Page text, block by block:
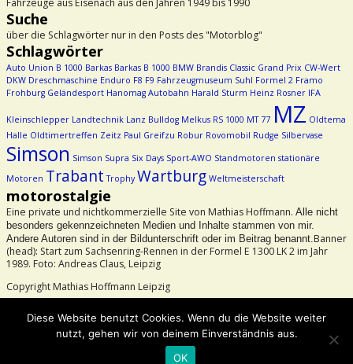
Suche
über die Schlagwörter nur in den Posts des "Motorblog"
Schlagwörter
Auto Union B 1000 Barkas Barkas B 1000 BMW Brandis Classic Grand Prix CW-Wert
DKW Dreschmaschine Enduro F8 F9 Fahrzeugmuseum Suhl Formel 2 Framo
Frohburg Geländesport Hanomag Autobahn Harald Sturm Heinz Rosner IFA
Kleinschlepper Landtechnik Lanz Bulldog Melkus RS 1000 MT 77 MZ Oldtema
Halle Oldtimertreffen Zeitz Paul Greifzu Robur Rovomobil Rudge Silbervase
Simson Simson Supra Six Days Sport-AWO Standmotoren stationäre
Motoren Trabant Trophy Wartburg Weltmeisterschaft
motorostalgie
Eine private und nichtkommerzielle Site von Mathias Hoffmann. Alle nicht
besonders gekennzeichneten Medien und Inhalte stammen von mir.
Andere Autoren sind in der Bildunterschrift oder im Beitrag benannt.Banner
(head): Start zum Sachsenring-Rennen in der Formel E 1300 LK 2 im Jahr
1989. Foto: Andreas Claus, Leipzig
Copyright Mathias Hoffmann Leipzig
Diese Website benutzt Cookies. Wenn du die Website weiter
nutzt, gehen wir von deinem Einverständnis aus.
OK